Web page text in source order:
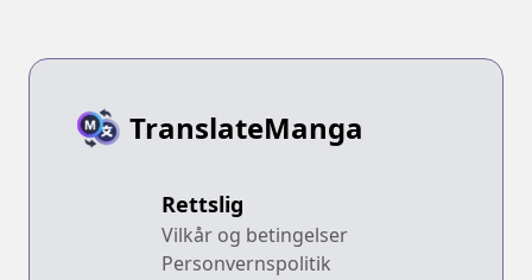
TranslateManga
Rettslig
Vilkår og betingelser
Personvernspolitik